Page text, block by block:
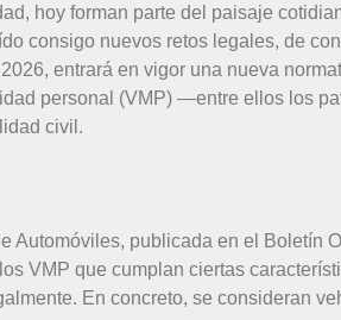
hoy forman parte del paisaje
consigo nuevos retos legales, de
entrará en vigor una nueva
personal (VMP) —entre ellos los
civil.
Automóviles, publicada en el Boletín
VMP que cumplan ciertas
En concreto, se consideran